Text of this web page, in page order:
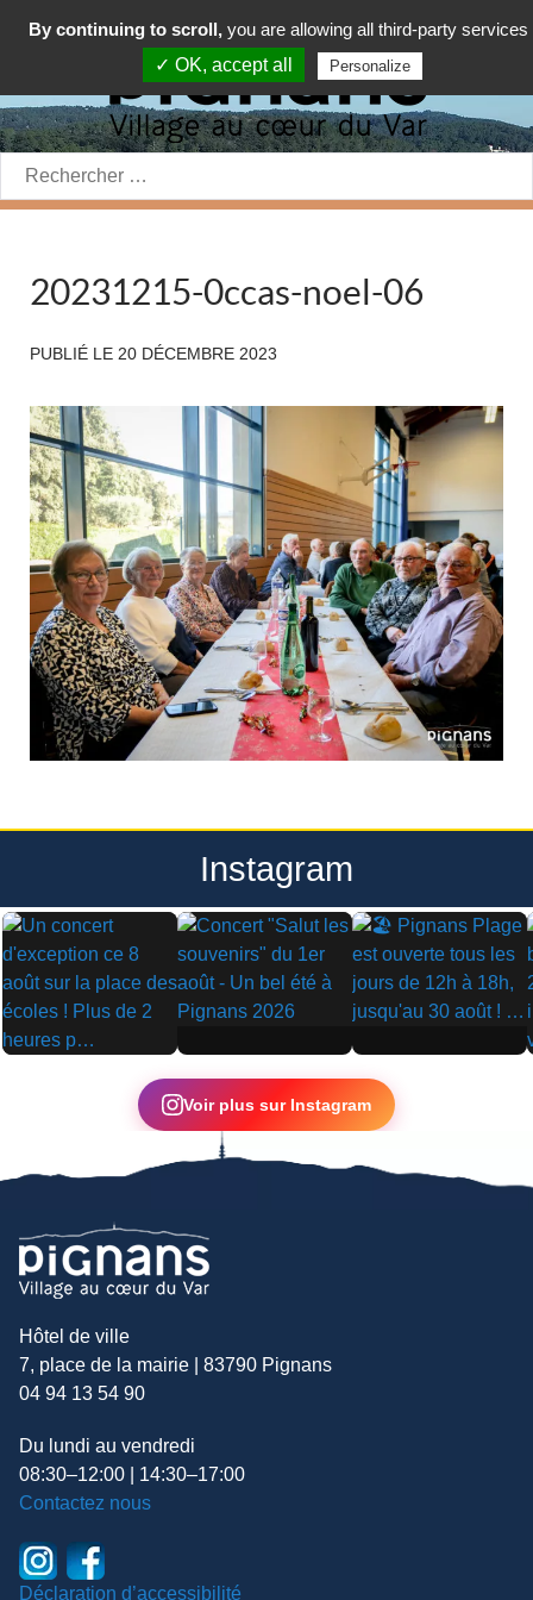
Rechercher:
20231215-0ccas-noel-06
PUBLIÉ LE 20 DÉCEMBRE 2023
Instagram
▶
▶ ▶
Voir plus sur Instagram
Hôtel de ville
7, place de la mairie | 83790 Pignans
04 94 13 54 90
Du lundi au vendredi
08:30–12:00 | 14:30–17:00
Contactez nous
Déclaration d’accessibilité
By continuing to scroll, you are allowing all third-party services
✓ OK, accept all
Personalize